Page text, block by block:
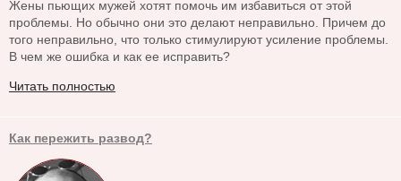
Жены пьющих мужей хотят помочь им избавиться от этой
проблемы. Но обычно они это делают неправильно. Причем до
того неправильно, что только стимулируют усиление проблемы.
В чем же ошибка и как ее исправить?
Читать полностью
Как пережить развод?